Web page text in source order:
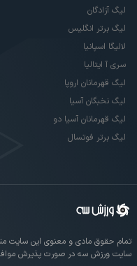
لیگ آزادگان
لیگ برتر انگلیس
لالیگا اسپانیا
سری آ ایتالیا
لیگ قهرمانان اروپا
لیگ نخبگان آسیا
لیگ قهرمانان آسیا دو
لیگ برتر فوتسال
تمام حقوق مادی و معنوی این سایت
سایت ورزش سه در صورت پذیرش